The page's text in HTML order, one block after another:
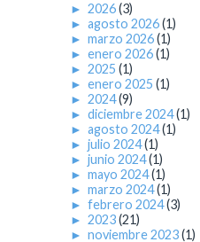
► 2026(3)
► agosto 2026(1)
► marzo 2026(1)
► enero 2026(1)
► 2025 (1)
► enero 2025 (1)
► 2024(9)
► diciembre 2024(1)
► agosto 2024(1)
► julio 2024(1)
► junio 2024(1)
► mayo 2024(1)
► marzo 2024(1)
► febrero 2024(3)
► 2023(21)
► noviembre 2023(1)